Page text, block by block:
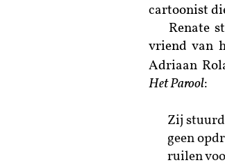
cartoonist
Renate
vriend van
Adriaan
Het Parool:
Zij
geen
ruilen